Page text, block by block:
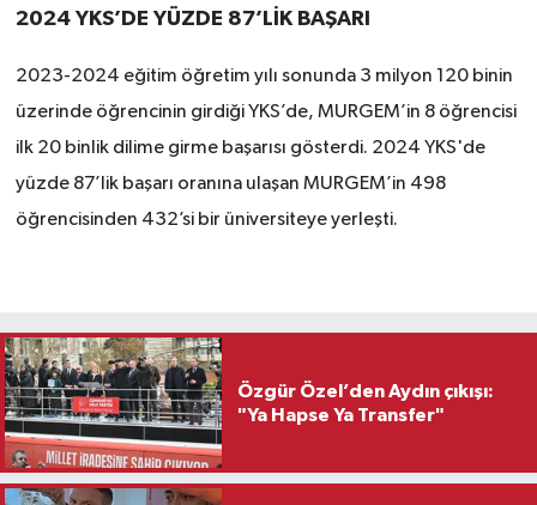
2024 YKS’DE YÜZDE 87’LİK BAŞARI
2023-2024 eğitim öğretim yılı sonunda 3 milyon 120 binin
üzerinde öğrencinin girdiği YKS’de, MURGEM’in 8 öğrencisi
ilk 20 binlik dilime girme başarısı gösterdi. 2024 YKS'de
yüzde 87’lik başarı oranına ulaşan MURGEM’in 498
öğrencisinden 432’si bir üniversiteye yerleşti.
Özgür Özel’den Aydın çıkışı:
"Ya Hapse Ya Transfer"